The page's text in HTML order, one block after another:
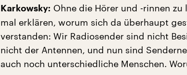
Karkowsky: Ohne die Hörer und -rinnen
mal erklären, worum sich da überhaupt
verstanden: Wir Radiosender sind nicht
nicht der Antennen, und nun sind
auch noch unterschiedliche Menschen.